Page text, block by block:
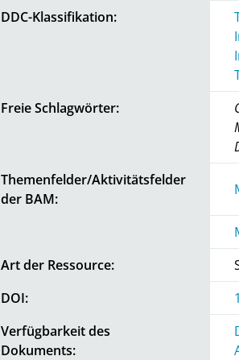
DDC-Klassifikation:
Freie Schlagwörter:
Themenfelder/Aktivitätsfelder
der BAM:
Art der Ressource:
DOI:
Verfügbarkeit des
Dokuments: